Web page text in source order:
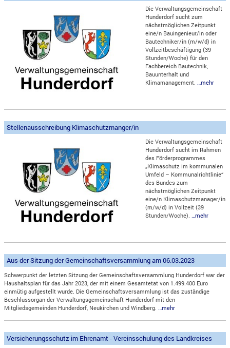
Die Verwaltungsgemeinschaft
Hunderdorf sucht zum
nächstmöglichen Zeitpunkt
eine/n Bauingenieur/in oder
Bautechniker/in (m/w/d) in
Vollzeitbeschäftigung (39
Stunden/Woche) für den
Fachbereich Bautechnik,
Bauunterhalt und
Klimamanagement.…mehr
Stellenausschreibung Klimaschutzmanger/in
Die Verwaltungsgemeinschaft
Hunderdorf sucht im Rahmen
des Förderprogrammes
„Klimaschutz im kommunalen
Umfeld – Kommunalrichtlinie“
des Bundes zum
nächstmöglichen Zeitpunkt
eine/n Klimaschutzmanager/in
(m/w/d) in Vollzeit (39
Stunden/Woche).…mehr
Aus der Sitzung der Gemeinschaftsversammlung am 06.03.2023
Schwerpunkt der letzten Sitzung der Gemeinschaftsversammlung Hunderdorf war der
Haushaltsplan für das Jahr 2023, der mit einem Gesamtetat von 1.499.400 Euro
einmütig aufgestellt wurde. Die Gemeinschaftsversammlung ist das zuständige
Beschlussorgan der Verwaltungsgemeinschaft Hunderdorf mit den
Mitgliedsgemeinden Hunderdorf, Neukirchen und Windberg.
…mehr
Versicherungsschutz im Ehrenamt - Vereinsschulung des Landkreises